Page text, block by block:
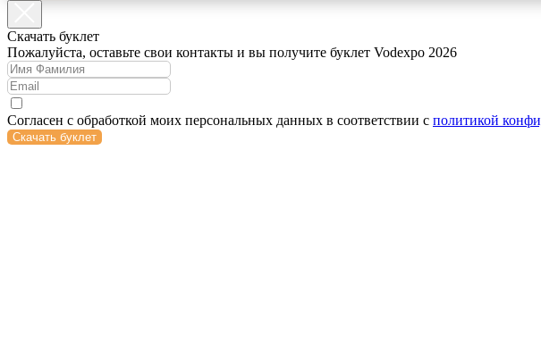
Cкачать буклет
Пожалуйста, оставьте свои контакты и вы получите буклет Vodexpo 2026
Согласен с обработкой моих персональных данных в соответствии с политикой
Скачать буклет